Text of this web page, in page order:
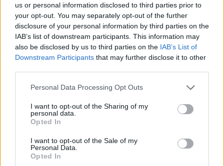
us or personal information disclosed to third parties prior to
your opt-out. You may separately opt-out of the further
disclosure of your personal information by third parties on the
IAB’s list of downstream participants. This information may
also be disclosed by us to third parties on the IAB’s List of
Downstream Participants that may further disclose it to other
Personal Data Processing Opt Outs
I want to opt-out of the Sharing of my
personal data.
Opted In
I want to opt-out of the Sale of my
Personal Data.
Opted In
UUTISET
Kela voi leikata tukia
ulkomaanmatkan vuoksi
3